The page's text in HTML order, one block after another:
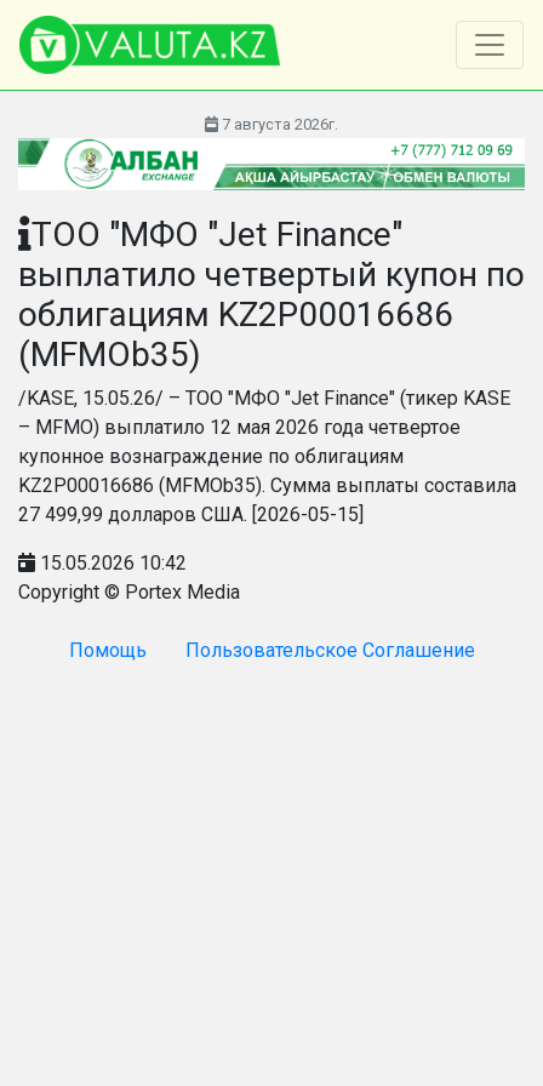
7 августа 2026г.
ТОО "МФО "Jet Finance"
выплатило четвертый купон по
облигациям KZ2P00016686
(MFMOb35)
/KASE, 15.05.26/ – ТОО "МФО "Jet Finance" (тикер KASE
– MFMO) выплатило 12 мая 2026 года четвертое
купонное вознаграждение по облигациям
KZ2P00016686 (MFMOb35). Сумма выплаты составила
27 499,99 долларов США. [2026-05-15]
15.05.2026 10:42
Copyright © Portex Media
Помощь Пользовательское Соглашение